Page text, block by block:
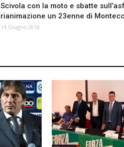
Scivola con la moto e sbatte
rianimazione un 23enne di
14 Giugno 2018